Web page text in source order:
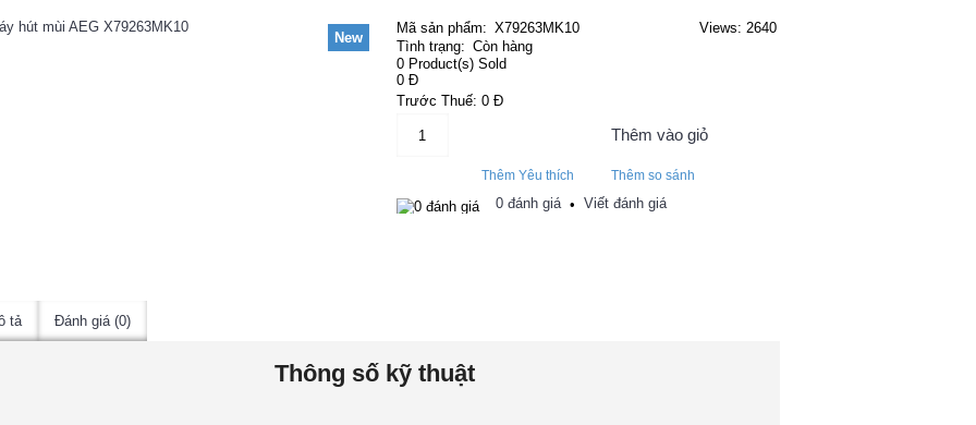
New
Views: 2640
Mã sản phẩm: X79263MK10
Tình trạng: Còn hàng
0 Product(s) Sold
0 Đ
Trước Thuế: 0 Đ
Thêm vào giỏ
Thêm Yêu thích Thêm so sánh
0 đánh giá• Viết đánh giá
tả Đánh giá (0)
Thông số kỹ thuật